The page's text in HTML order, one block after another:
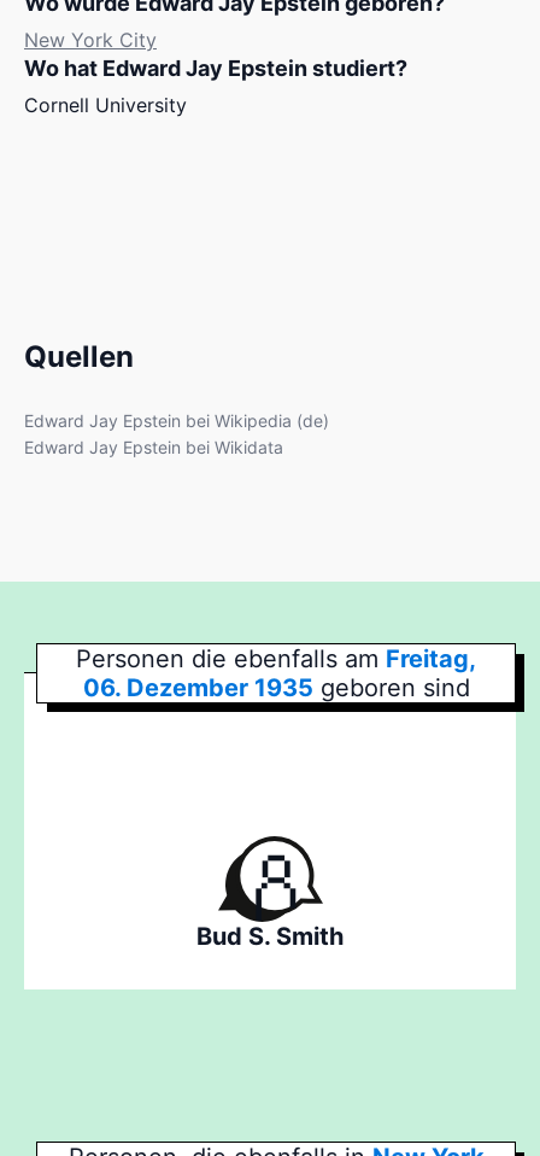
New York City
Wo hat Edward Jay Epstein studiert?
Cornell University
Quellen
Edward Jay Epstein bei Wikipedia (de)
Edward Jay Epstein bei Wikidata
Personen die ebenfalls am Freitag,
06. Dezember 1935 geboren sind
Bud S. Smith